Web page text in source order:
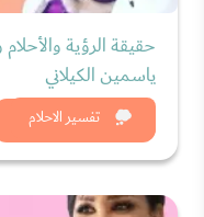
تفسير الاحلام
حقيقة الرؤية
ياسمين الكيلاني
شاهد الان